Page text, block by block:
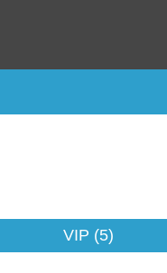
VIP (5)